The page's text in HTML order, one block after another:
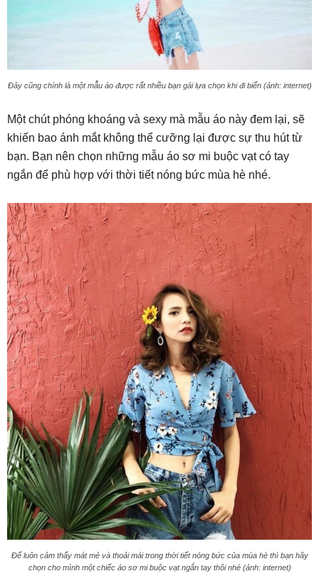
Đây cũng chính là một mẫu áo được rất nhiều bạn gái lựa chọn khi đi biển (ảnh: internet)
Một chút phóng khoáng và sexy mà mẫu áo này đem lại, sẽ
khiến bao ánh mắt không thể cưỡng lại được sự thu hút từ
bạn. Bạn nên chọn những mẫu áo sơ mi buộc vạt có tay
ngắn để phù hợp với thời tiết nóng bức mùa hè nhé.
Để luôn cảm thấy mát mẻ và thoải mái trong thời tiết nóng bức của mùa hè thì bạn hãy
chọn cho mình một chiếc áo sơ mi buộc vạt ngắn tay thôi nhé (ảnh: internet)